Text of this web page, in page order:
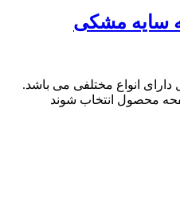
مشکی
مختلفی می باشد.
انتخاب شوند